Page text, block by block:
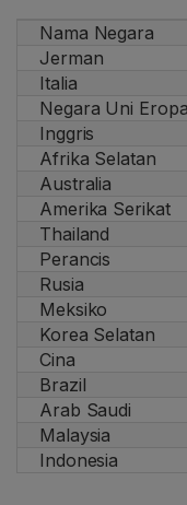
Nama Negara
Jerman
Italia
Negara Uni
Inggris
Afrika Selatan
Australia
Amerika Serikat
Thailand
Perancis
Rusia
Meksiko
Korea Selatan
Cina
Brazil
Arab Saudi
Malaysia
Indonesia